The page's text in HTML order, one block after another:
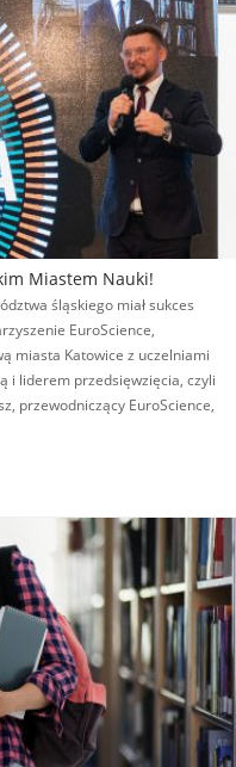
Miastem Nauki!
śląskiego miał sukces
EuroScience,
miasta Katowice z uczelniami
i liderem przedsięwzięcia, czyli
przewodniczący EuroScience,